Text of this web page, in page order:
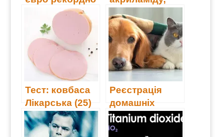
зріс? Відповідь
банкіра
тим краще
Тест: ковбаса
Лікарська (25)
Реєстрація
домашніх
тварин у Києві